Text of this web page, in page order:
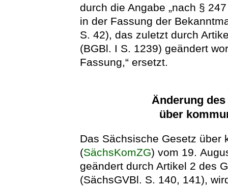
durch die Angabe „nach §
in der Fassung der
S. 42), das zuletzt durch
(BGBl. I S. 1239) geändert
Fassung,“ ersetzt.
Änderung
über
Das Sächsische Gesetz über
(SächsKomZG) vom 19.
geändert durch Artikel 2 des
(SächsGVBl. S. 140, 141),